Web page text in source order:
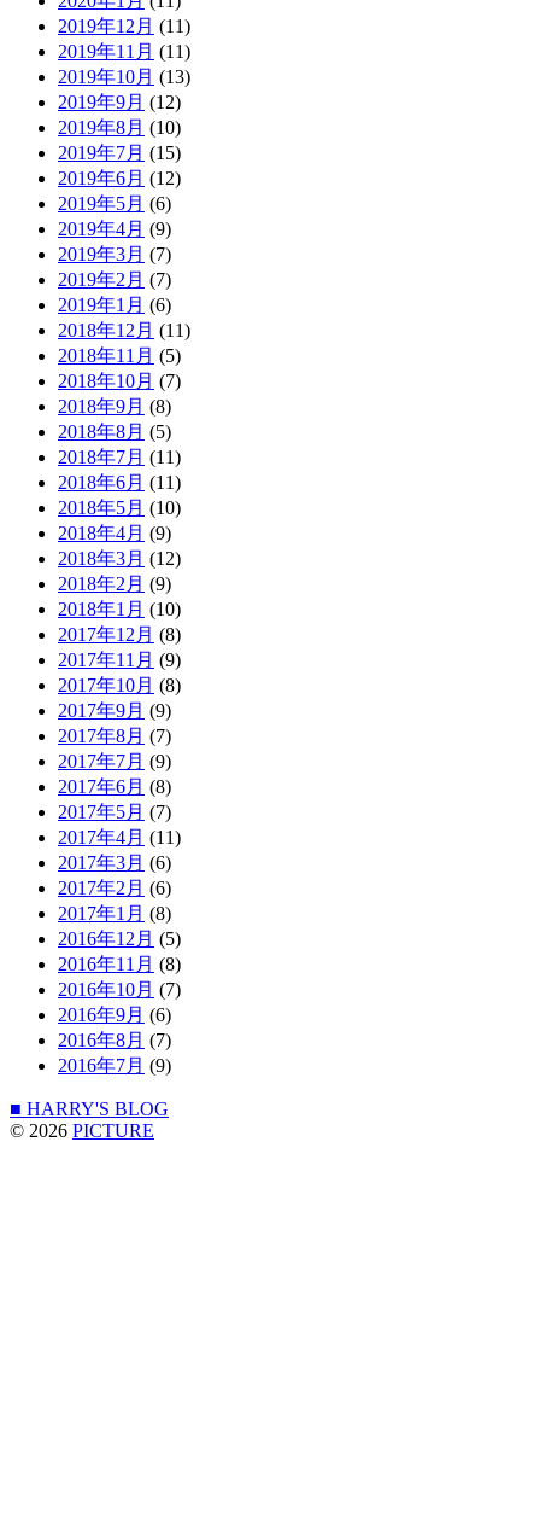
2019年12月 (11)
2019年11月 (11)
2019年10月 (13)
2019年9月 (12)
2019年8月 (10)
2019年7月 (15)
2019年6月 (12)
2019年5月 (6)
2019年4月 (9)
2019年3月 (7)
2019年2月 (7)
2019年1月 (6)
2018年12月 (11)
2018年11月 (5)
2018年10月 (7)
2018年9月 (8)
2018年8月 (5)
2018年7月 (11)
2018年6月 (11)
2018年5月 (10)
2018年4月 (9)
2018年3月 (12)
2018年2月 (9)
2018年1月 (10)
2017年12月 (8)
2017年11月 (9)
2017年10月 (8)
2017年9月 (9)
2017年8月 (7)
2017年7月 (9)
2017年6月 (8)
2017年5月 (7)
2017年4月 (11)
2017年3月 (6)
2017年2月 (6)
2017年1月 (8)
2016年12月 (5)
2016年11月 (8)
2016年10月 (7)
2016年9月 (6)
2016年8月 (7)
2016年7月 (9)
■ HARRY'S BLOG
© 2026 PICTURE